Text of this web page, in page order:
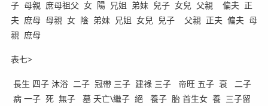
子 母親 庶母祖父 女 陽 兄姐 弟妹 兒子 女兒 父親 偏夫 正
夫 庶母 母親 女 陰 弟妹 兄姐 女兒 兒子 父親 正夫 偏夫 母
親 庶母
表七>
長生 四子 沐浴 二子 冠帶 三子 建祿 三子 帝旺 五子 衰 二子
病 一子 死 無子 墓 夭亡\繼子 絕 養子 胎 首生女 養 三子留